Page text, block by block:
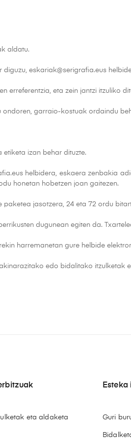
aldatu.
eskariak@serigrafia.eus
erreferentzia, eta zein jantzi itzuliko
garraio-kostuak ordaindu
izan behar dituzte.
helbidera, eskaera zenbakia
honetan hobetzen joan gaitezen.
jasotzera, 24 eta 72 ordu
dugunean egiten da.
harremanetan gure helbide
edo bidalitako itzulketak
eta aldaketa Guri